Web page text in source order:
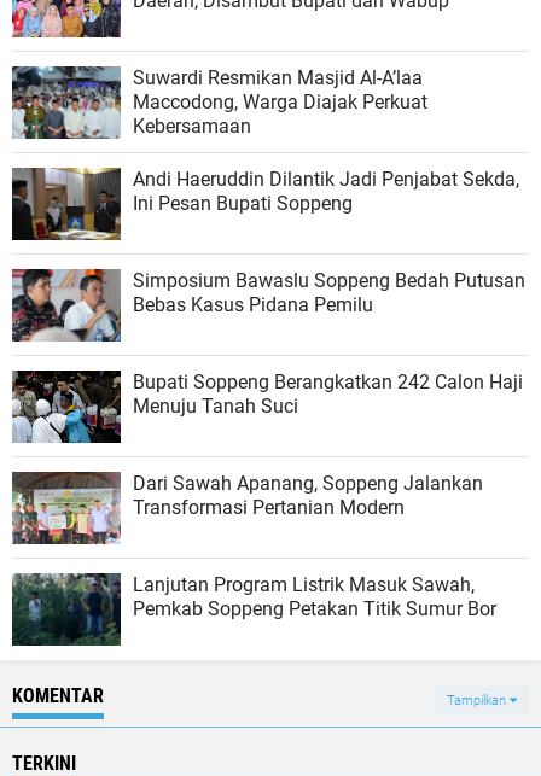
Suwardi Resmikan Masjid Al-A’laa
Maccodong, Warga Diajak Perkuat
Kebersamaan
Andi Haeruddin Dilantik Jadi Penjabat Sekda,
Ini Pesan Bupati Soppeng
Simposium Bawaslu Soppeng Bedah Putusan
Bebas Kasus Pidana Pemilu
Bupati Soppeng Berangkatkan 242 Calon Haji
Menuju Tanah Suci
Dari Sawah Apanang, Soppeng Jalankan
Transformasi Pertanian Modern
Lanjutan Program Listrik Masuk Sawah,
Pemkab Soppeng Petakan Titik Sumur Bor
KOMENTAR Tampilkan
TERKINI